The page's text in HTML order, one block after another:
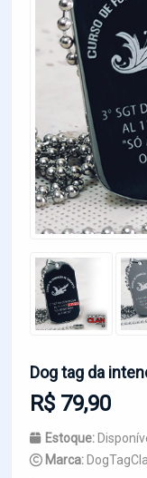
Dog tag da
R$ 79,90
Estoque:
Marca: